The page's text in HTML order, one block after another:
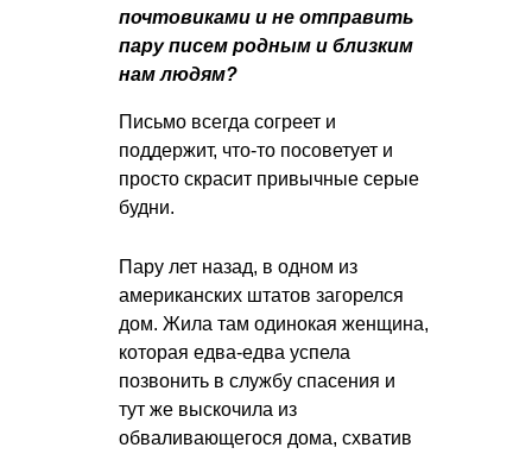
почтовиками и не отправить
пару писем родным и близким
нам людям?
Письмо всегда согреет и
поддержит, что-то посоветует и
просто скрасит привычные серые
будни.
Пару лет назад, в одном из
американских штатов загорелся
дом. Жила там одинокая женщина,
которая едва-едва успела
позвонить в службу спасения и
тут же выскочила из
обваливающегося дома, схватив